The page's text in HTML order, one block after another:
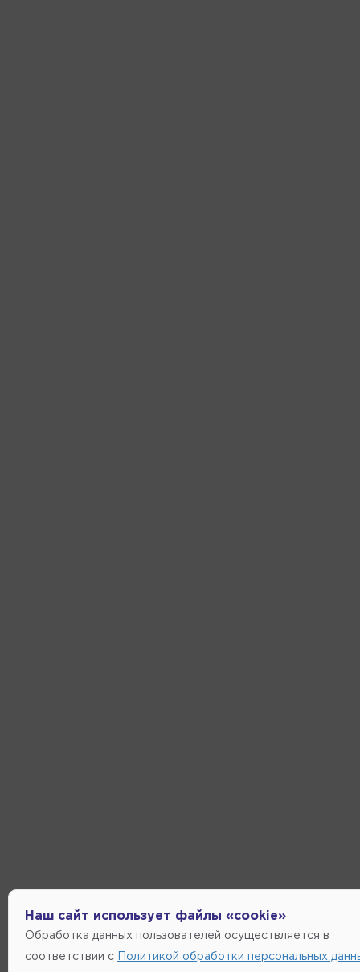
Наш сайт использует файлы «cookie»
Обработка данных пользователей осуществляется в
соответствии с Политикой обработки персональных